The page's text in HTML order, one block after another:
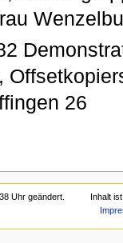
26
Uhr geändert.
Inhalt